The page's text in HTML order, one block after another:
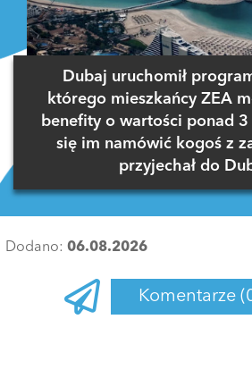
Dubaj uruchomił
którego mieszkańcy ZEA
benefity o wartości ponad 3
się im namówić kogoś z
przyjechał do
Dodano: 06.08.2026
Komentarze